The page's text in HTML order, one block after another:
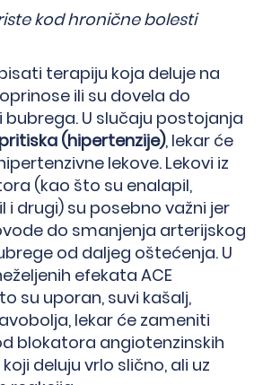
kod hronične bolesti
terapiju koja deluje na
ili su dovela do
U slučaju postojanja
(hipertenzije), lekar će
lekove. Lekovi iz
(kao što su enalapil,
i drugi) su posebno važni jer
do smanjenja arterijskog
od daljeg oštećenja. U
efekata ACE
su uporan, suvi kašalj,
lekar će zameniti
blokatora angiotenzinskih
deluju vrlo slično, ali uz